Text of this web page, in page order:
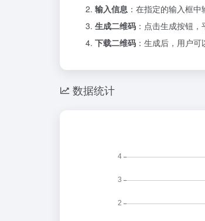
输入信息 ：在指定的输入框
生成二维码 ：点击生成按钮
下载二维码 ：生成后，用户
数据统计